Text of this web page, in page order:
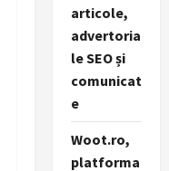
articole,
advertoria
le SEO și
comunicat
e
Woot.ro,
platforma